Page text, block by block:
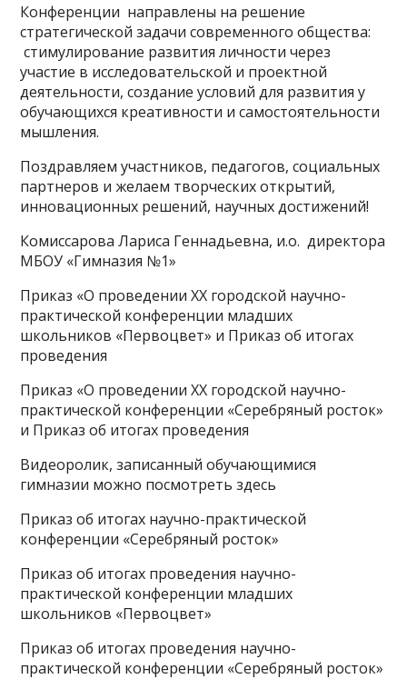
Конференции направлены на решение
стратегической задачи современного общества:
стимулирование развития личности через
участие в исследовательской и проектной
деятельности, создание условий для развития у
обучающихся креативности и самостоятельности
мышления.
Поздравляем участников, педагогов, социальных
партнеров и желаем творческих открытий,
инновационных решений, научных достижений!
Комиссарова Лариса Геннадьевна, и.о. директора
МБОУ «Гимназия №1»
Приказ «О проведении ХX городской научно-
практической конференции младших
школьников «Первоцвет» и Приказ об итогах
проведения
Приказ «О проведении ХX городской научно-
практической конференции «Серебряный росток»
и Приказ об итогах проведения
Видеоролик, записанный обучающимися
гимназии можно посмотреть здесь
Приказ об итогах научно-практической
конференции «Серебряный росток»
Приказ об итогах проведения научно-
практической конференции младших
школьников «Первоцвет»
Приказ об итогах проведения научно-
практической конференции «Серебряный росток»